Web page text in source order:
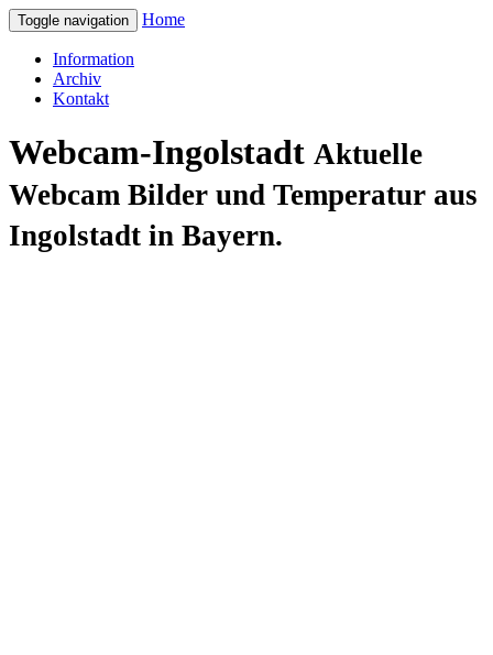
Toggle navigation Home
Information
Archiv
Kontakt
Webcam-Ingolstadt Aktuelle
Webcam Bilder und Temperatur aus
Ingolstadt in Bayern.